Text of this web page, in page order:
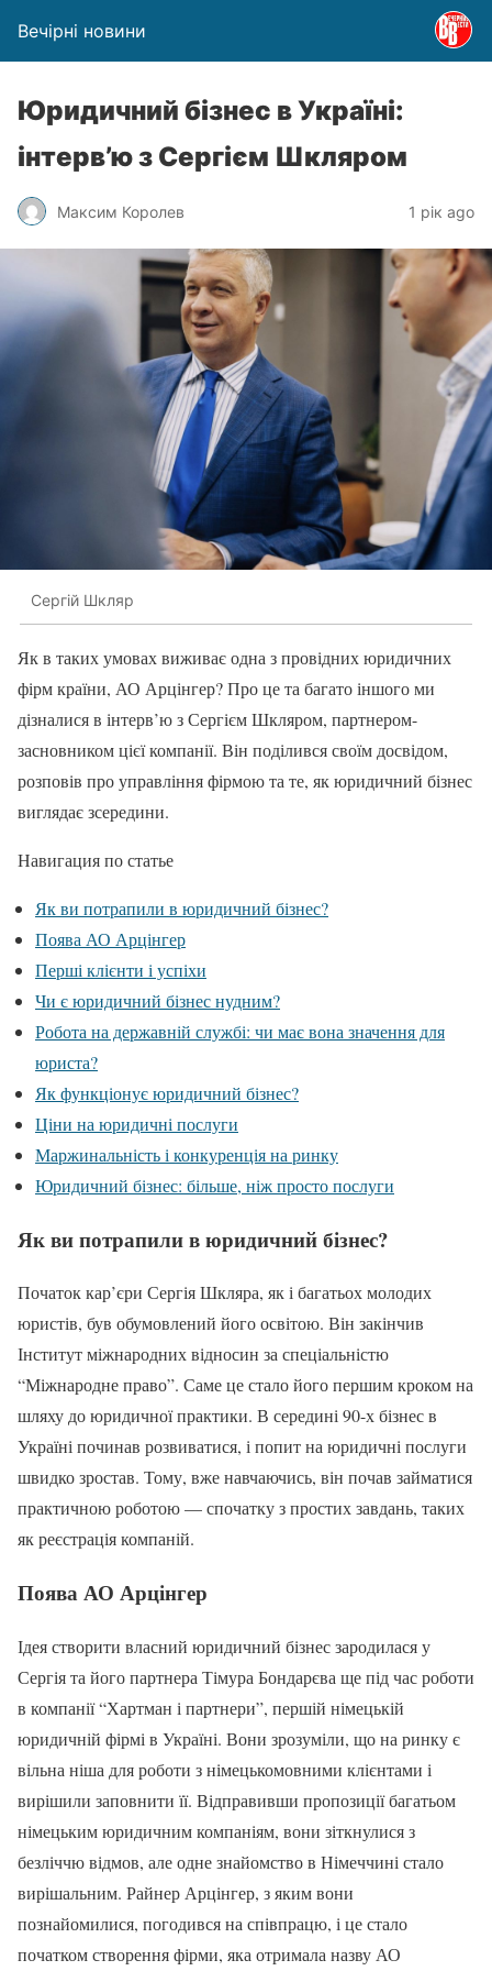
Вечірні новини
Юридичний бізнес в Україні:
інтерв’ю з Сергієм Шкляром
Максим Королев 1 рік ago
Сергій Шкляр
Як в таких умовах виживає одна з провідних юридичних
фірм країни, АО Арцінгер? Про це та багато іншого ми
дізналися в інтерв’ю з Сергієм Шкляром, партнером-
засновником цієї компанії. Він поділився своїм досвідом,
розповів про управління фірмою та те, як юридичний бізнес
виглядає зсередини.
Навигация по статье
Як ви потрапили в юридичний бізнес?
Поява АО Арцінгер
Перші клієнти і успіхи
Чи є юридичний бізнес нудним?
Робота на державній службі: чи має вона значення для
юриста?
Як функціонує юридичний бізнес?
Ціни на юридичні послуги
Маржинальність і конкуренція на ринку
Юридичний бізнес: більше, ніж просто послуги
Як ви потрапили в юридичний бізнес?
Початок кар’єри Сергія Шкляра, як і багатьох молодих
юристів, був обумовлений його освітою. Він закінчив
Інститут міжнародних відносин за спеціальністю
“Міжнародне право”. Саме це стало його першим кроком на
шляху до юридичної практики. В середині 90-х бізнес в
Україні починав розвиватися, і попит на юридичні послуги
швидко зростав. Тому, вже навчаючись, він почав займатися
практичною роботою — спочатку з простих завдань, таких
як реєстрація компаній.
Поява АО Арцінгер
Ідея створити власний юридичний бізнес зародилася у
Сергія та його партнера Тімура Бондарєва ще під час роботи
в компанії “Хартман і партнери”, першій німецькій
юридичній фірмі в Україні. Вони зрозуміли, що на ринку є
вільна ніша для роботи з німецькомовними клієнтами і
вирішили заповнити її. Відправивши пропозиції багатьом
німецьким юридичним компаніям, вони зіткнулися з
безліччю відмов, але одне знайомство в Німеччині стало
вирішальним. Райнер Арцінгер, з яким вони
познайомилися, погодився на співпрацю, і це стало
початком створення фірми, яка отримала назву АО